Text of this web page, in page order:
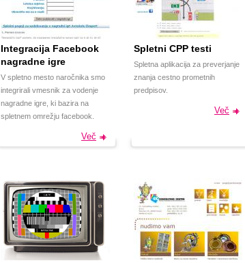
Integracija Facebook
nagradne igre
V spletno mesto naročnika smo
integrirali vmesnik za vodenje
nagradne igre, ki bazira na
spletnem omrežju facebook.
Več
Spletni CPP testi
Spletna aplikacija za preverjanje
znanja cestno prometnih
predpisov.
Več